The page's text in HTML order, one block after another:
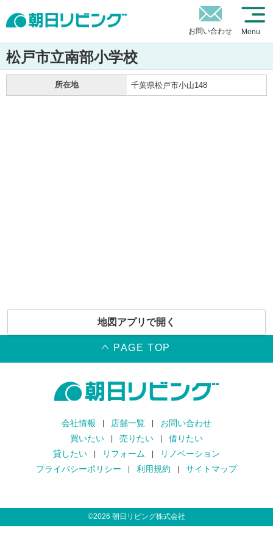
お問い合わせ Menu
松戸市立南部小学校
所在地 千葉県松戸市小山148
地図アプリで開く
PAGE TOP
会社情報 店舗一覧
お問い合わせ
買いたい
売りたい
借りたい
貸したい
リフォーム
リノベーション
プライバシーポリシー
利用規約 サイトマップ
©2026 朝日リビング株式会社